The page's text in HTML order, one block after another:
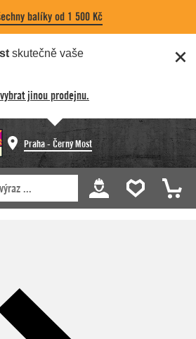
balíky od 1 500 Kč
skutečně vaše
jinou prodejnu.
Praha - Černý Most